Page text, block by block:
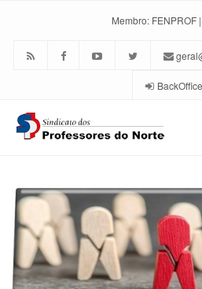
Membro: FENPROF |
BackOffice